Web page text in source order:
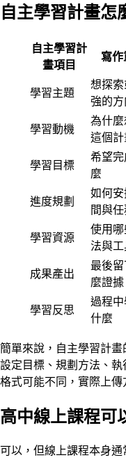
自主學習計畫怎
自主學習計
畫項目
寫作
學習主題
想探
強的方
學習動機
為什
這個計
學習目標
希望
麼
進度規劃
如何
間與
學習資源
使用哪
法與工
成果產出
最後
麼證據
學習反思
過程中
什麼
簡單來說，自主學習計
設定目標、規劃方法、
格式可能不同，實際上傳
高中線上課程可
可以，但線上課程本身